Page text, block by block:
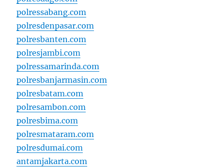
polressabang.com
polresdenpasar.com
polresbanten.com
polresjambi.com
polressamarinda.com
polresbanjarmasin.com
polresbatam.com
polresambon.com
polresbima.com
polresmataram.com
polresdumai.com
antamjakarta.com